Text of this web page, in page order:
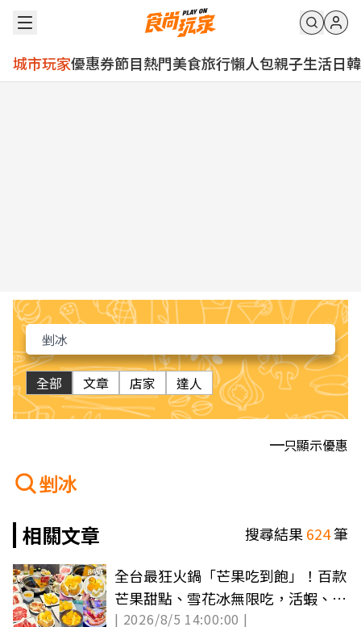
城市玩家優惠券節目熱門美食旅行懶人包親子生活日韓
全部 文章 店家 達人
只顯示優惠
剉冰
相關文章
搜尋結果624筆
全台最狂火鍋「芒果吃到飽」！百款
芒果甜點、雪花冰無限吃，活蝦、雪
蟹腳任夾
| 2026/8/5 14:00:00 |